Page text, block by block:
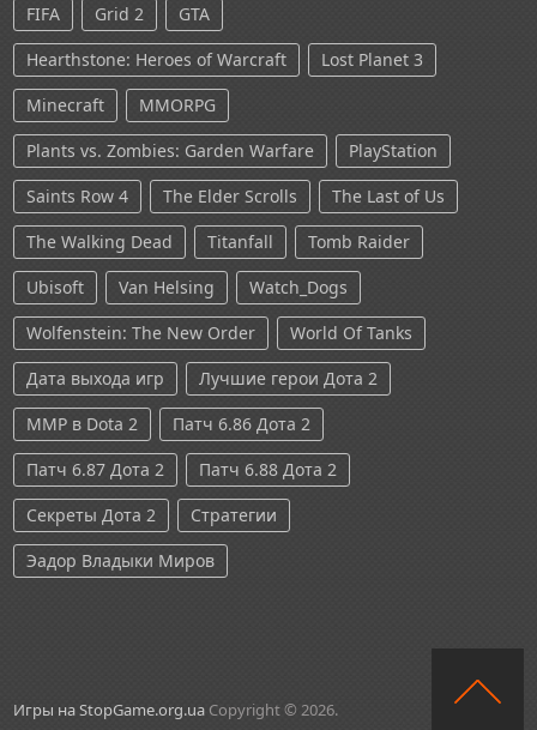
FIFA
Grid 2
GTA
Hearthstone: Heroes of Warcraft
Lost Planet 3
Minecraft
MMORPG
Plants vs. Zombies: Garden Warfare
PlayStation
Saints Row 4
The Elder Scrolls
The Last of Us
The Walking Dead
Titanfall
Tomb Raider
Ubisoft
Van Helsing
Watch_Dogs
Wolfenstein: The New Order
World Of Tanks
Дата выхода игр
Лучшие герои Дота 2
ММР в Dota 2
Патч 6.86 Дота 2
Патч 6.87 Дота 2
Патч 6.88 Дота 2
Секреты Дота 2
Стратегии
Эадор Владыки Миров
Игры на StopGame.org.ua Copyright © 2026.